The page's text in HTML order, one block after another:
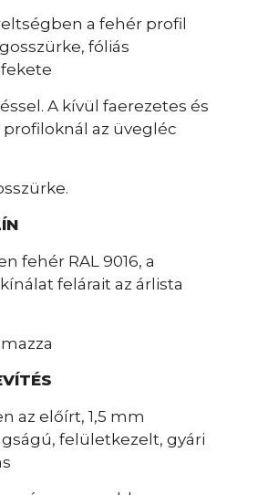
a fehér profil
fóliás
A kívül faerezetes és
az üvegléc
fehér RAL 9016, a
felárait az árlista
az előírt, 1,5 mm
felületkezelt, gyári